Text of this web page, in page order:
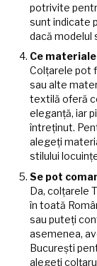
potrivite
sunt indicate
dacă modelul
Ce
Colțarele pot
sau alte
textilă oferă
eleganță, iar
întreținut.
alegeți
stilului
Se pot
Da, colțarele
în toată
sau puteți
asemenea,
București
alegeți